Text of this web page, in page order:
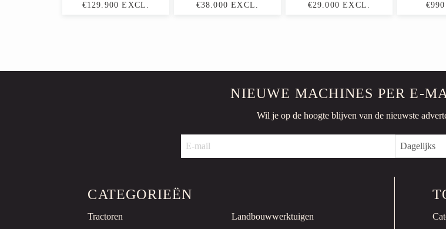
€129.900 EXCL. €38.000 EXCL. €29.000 EXCL.
NIEUWE MACHINES PER E-
Wil je op de hoogte blijven van de nieuwste
CATEGORIEËN
Tractoren
Landbouwwerktuigen